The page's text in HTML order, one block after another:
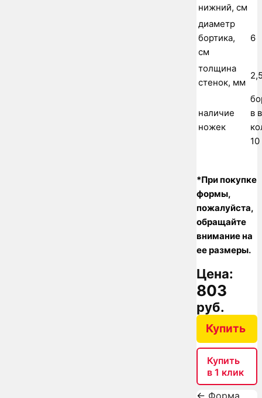
нижний, см
диаметр
бортика,
см
6
толщина
стенок, мм
наличие
ножек
в
*При покупке
формы,
пожалуйста,
обращайте
внимание на
ее размеры.
Цена:
803
руб.
Купить
Купить
в 1 клик